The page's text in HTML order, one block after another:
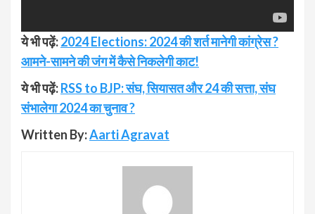
ये भी पढ़ें:2024 Elections: 2024 की शर्त मानेगी कांग्रेस ?
आमने-सामने की जंग में कैसे निकलेगी काट!
ये भी पढ़ें:RSS to BJP: संघ, सियासत और 24 की सत्ता, संघ
संभालेगा 2024 का चुनाव ?
Written By:Aarti Agravat